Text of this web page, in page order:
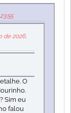
de 2026,
O
Sim eu
falou